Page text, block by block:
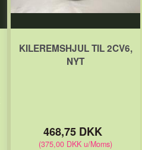
KILEREMSHJUL TIL 2CV6,
NYT
468,75 DKK
(375,00 DKK u/Moms)